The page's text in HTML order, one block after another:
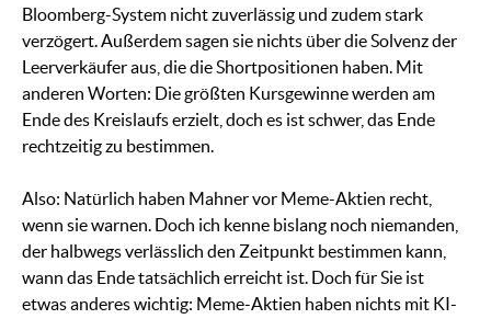
Bloomberg-System nicht zuverlässig und zudem stark
verzögert. Außerdem sagen sie nichts über die Solvenz der
Leerverkäufer aus, die die Shortpositionen haben. Mit
anderen Worten: Die größten Kursgewinne werden am
Ende des Kreislaufs erzielt, doch es ist schwer, das Ende
rechtzeitig zu bestimmen.
Also: Natürlich haben Mahner vor Meme-Aktien recht,
wenn sie warnen. Doch ich kenne bislang noch niemanden,
der halbwegs verlässlich den Zeitpunkt bestimmen kann,
wann das Ende tatsächlich erreicht ist. Doch für Sie ist
etwas anderes wichtig: Meme-Aktien haben nichts mit KI-